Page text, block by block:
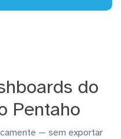
do
Pentaho
— sem exportar